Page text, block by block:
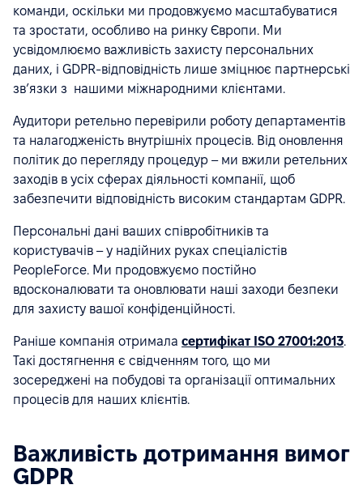
команди, оскільки ми продовжуємо масштабуватися
та зростати, особливо на ринку Європи. Ми
усвідомлюємо важливість захисту персональних
даних, і GDPR-відповідність лише зміцнює партнерські
звʼязки з нашими міжнародними клієнтами.
Аудитори ретельно перевірили роботу департаментів
та налагодженість внутрішніх процесів. Від оновлення
політик до перегляду процедур – ми вжили ретельних
заходів в усіх сферах діяльності компанії, щоб
забезпечити відповідність високим стандартам GDPR.
Персональні дані ваших співробітників та
користувачів – у надійних руках спеціалістів
PeopleForce. Ми продовжуємо постійно
вдосконалювати та оновлювати наші заходи безпеки
для захисту вашої конфіденційності.
Раніше компанія отримала сертифікат ISO 27001:2013.
Такі достягнення є свідченням того, що ми
зосереджені на побудові та організації оптимальних
процесів для наших клієнтів.
Важливість дотримання вимог
GDPR